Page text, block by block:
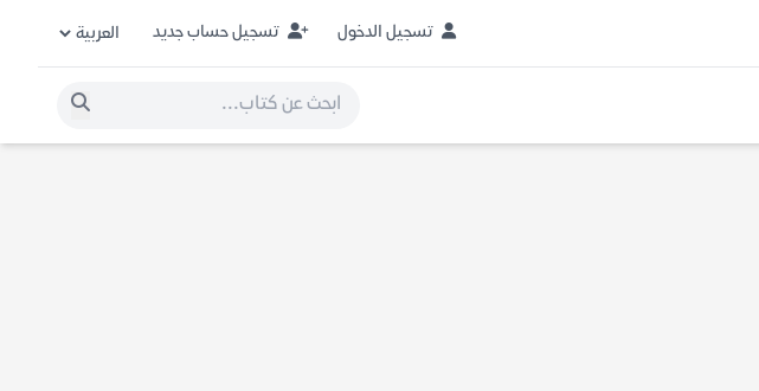
تسجيل الدخول تسجيل حساب جديد